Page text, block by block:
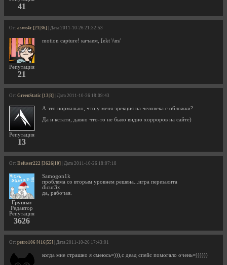
41
От: aswe4r [21|36] | Дата 2011-10-26 21:32:53
Репутация
21
motion capture! качаем, [ekt \\m/
От: GreenStatic [13|3] | Дата 2011-10-26 18:09:43
Репутация
13
А это нормально, что у меня эрекция на человека с обложки?
Да и кстати, давно что-то не было видно хорроров на сайте)
От: Defuser222 [3626|10] | Дата 2011-10-26 18:07:18
Группа:
Редактор
Репутация
3626
Samogon1k
проблема со вторым уровнем решена...игра перезалита
dicur3x
да, рабочая.
От: petro106 [416|55] | Дата 2011-10-26 17:43:01
когда мне страшно я смеюсь=))),с деад спейс помогало очень=))))))